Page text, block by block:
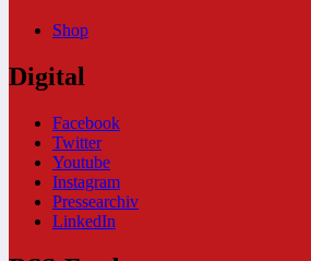
Shop
Digital
Facebook
Twitter
Youtube
Instagram
Pressearchiv
LinkedIn